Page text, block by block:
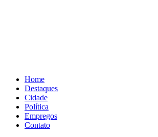
Home
Destaques
Cidade
Política
Empregos
Contato